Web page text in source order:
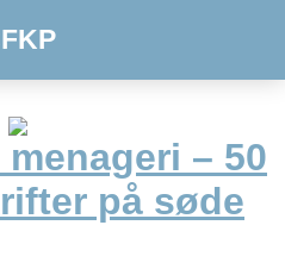
– 50
på søde